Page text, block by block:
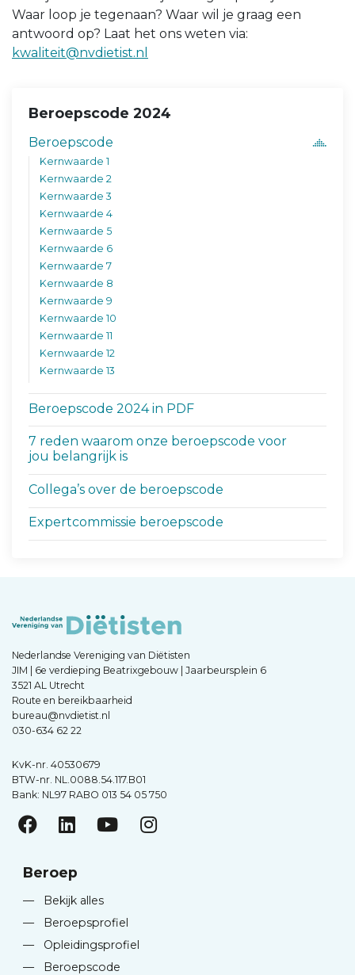
Waar loop je tegenaan? Waar wil je graag een
antwoord op? Laat het ons weten via:
kwaliteit@nvdietist.nl
Beroepscode 2024
Beroepscode
Kernwaarde 1
Kernwaarde 2
Kernwaarde 3
Kernwaarde 4
Kernwaarde 5
Kernwaarde 6
Kernwaarde 7
Kernwaarde 8
Kernwaarde 9
Kernwaarde 10
Kernwaarde 11
Kernwaarde 12
Kernwaarde 13
Beroepscode 2024 in PDF
7 reden waarom onze beroepscode voor
jou belangrijk is
Collega’s over de beroepscode
Expertcommissie beroepscode
Nederlandse Vereniging van Diëtisten
JIM | 6e verdieping Beatrixgebouw | Jaarbeursplein 6
3521 AL Utrecht
Route en bereikbaarheid
bureau@nvdietist.nl
030-634 62 22
KvK-nr. 40530679
BTW-nr. NL.0088.54.117.B01
Bank: NL97 RABO 013 54 05 750
Beroep
—
Bekijk alles
—
Beroepsprofiel
—
Opleidingsprofiel
—
Beroepscode